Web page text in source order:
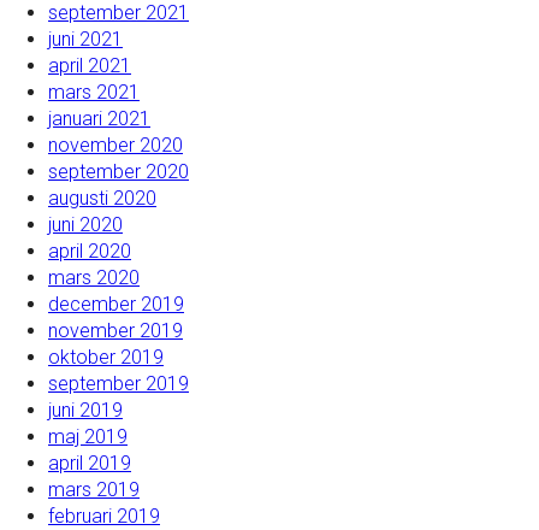
september 2021
juni 2021
april 2021
mars 2021
januari 2021
november 2020
september 2020
augusti 2020
juni 2020
april 2020
mars 2020
december 2019
november 2019
oktober 2019
september 2019
juni 2019
maj 2019
april 2019
mars 2019
februari 2019